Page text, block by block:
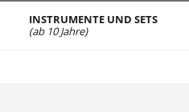
INSTRUMENTE UND SETS
(ab 10 Jahre)